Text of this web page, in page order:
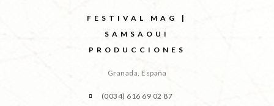
FESTIVAL MAG |
SAMSAOUI
PRODUCCIONES
Granada, España
(0034) 616 69 02 87